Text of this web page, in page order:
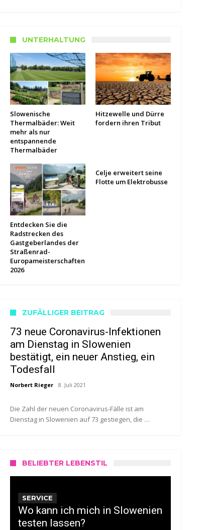
UNTERHALTUNG
Slowenische
Thermalbäder: Weit
mehr als nur
entspannende
Thermalbäder
Hitzewelle und Dürre
fordern ihren Tribut
Entdecken Sie die
Radstrecken des
Gastgeberlandes der
Straßenrad-
Europameisterschaften
2026
Celje erweitert seine
Flotte um Elektrobusse
ZUFÄLLIGER BEITRAG
73 neue Coronavirus-Infektionen
am Dienstag in Slowenien
bestätigt, ein neuer Anstieg, ein
Todesfall
Norbert Rieger 8. Juli 2021
Die Zahl der neuen Coronavirus-Fälle ist am
Dienstag in Slowenien auf 73 gestiegen, die …
BELIEBTER LEBENSTIL
SERVICE
Wo kann ich mich in Slowenien
testen lassen?